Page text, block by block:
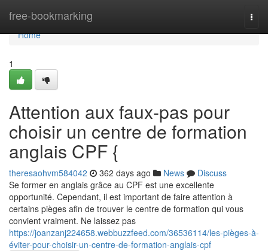
free-bookmarking
Home
Home
1
Attention aux faux-pas pour
choisir un centre de formation
anglais CPF {
theresaohvm584042 362 days ago News
Discuss
Se former en anglais grâce au CPF est une excellente
opportunité. Cependant, il est important de faire attention à
certains pièges afin de trouver le centre de formation qui vous
convient vraiment. Ne laissez pas
https://joanzanj224658.webbuzzfeed.com/36536114/les-pièges-à-
éviter-pour-choisir-un-centre-de-formation-anglais-cpf